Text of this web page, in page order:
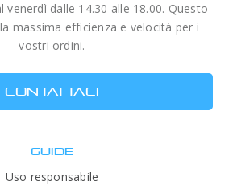
venerdì dalle 14.30 alle 18.00. Questo
massima efficienza e velocità per i
vostri ordini.
CONTATTACI
GUIDE
Uso responsabile